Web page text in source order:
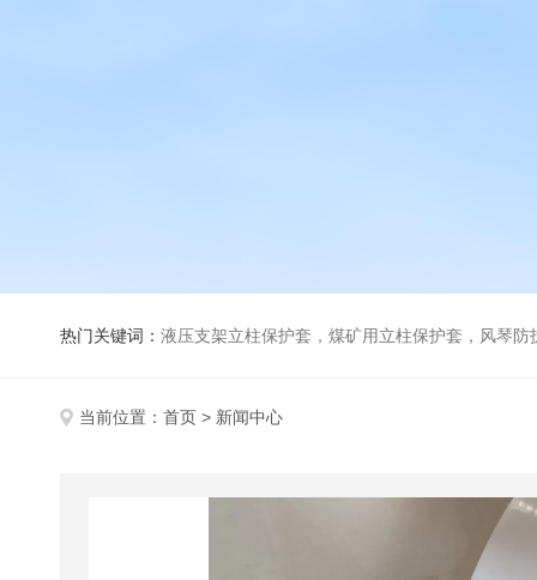
热门关键词： 液压支架立柱保护套，煤矿用立柱保护套，风琴
当前位置： 首页 > 新闻中心